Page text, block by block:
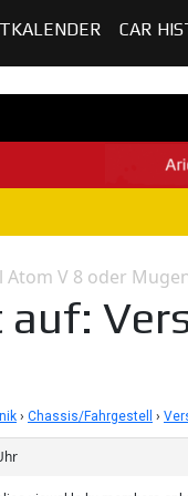
CAR
V 8 oder
› Chassis/Fahrgestell ›